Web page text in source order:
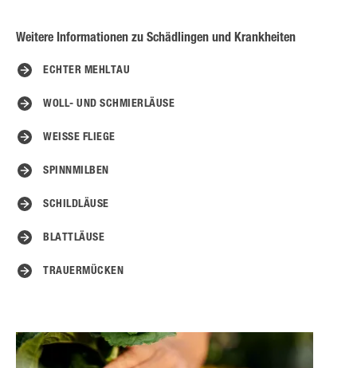
Weitere Informationen zu Schädlingen und Krankheiten
ECHTER MEHLTAU
WOLL- UND SCHMIERLÄUSE
WEISSE FLIEGE
SPINNMILBEN
SCHILDLÄUSE
BLATTLÄUSE
TRAUERMÜCKEN